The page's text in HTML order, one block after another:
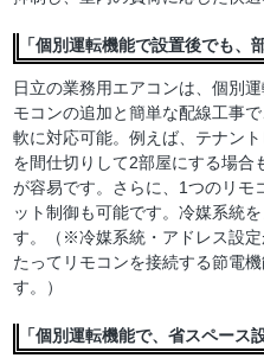
「個別運転機能で設置後でも、
日立の業務用エアコンは、個別
モコンの追加と簡単な配線工事
軟に対応可能。例えば、テナン
を間仕切りして2部屋にする場合
が容易です。さらに、1つのリモ
ット制御も可能です。冷媒系統
す。（※冷媒系統・アドレス設
たってリモコンを接続する節電
す。）
「個別運転機能で、省スペース